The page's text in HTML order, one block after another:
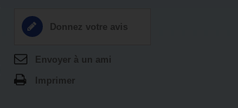
Donnez votre avis
Envoyer à un ami
Imprimer